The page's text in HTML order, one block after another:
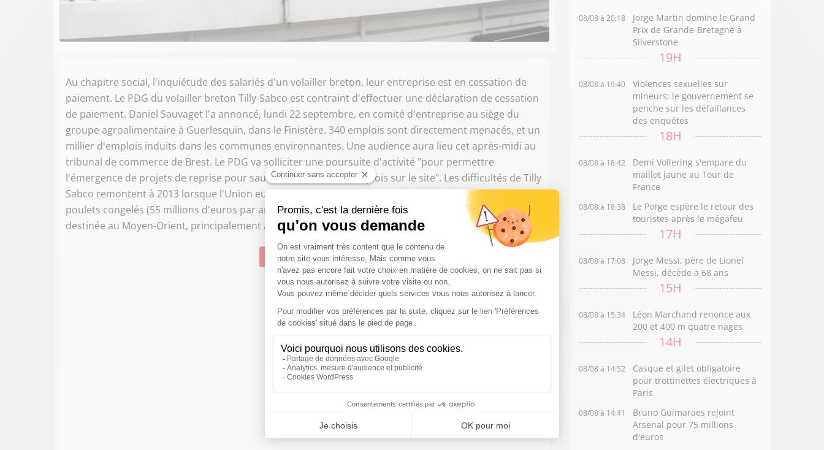
Au chapitre social, l'inquiétude des salariés d'un volailler breton, leur entreprise est en cessation de
paiement. Le PDG du volailler breton Tilly-Sabco est contraint d'effectuer une déclaration de cessation
de paiement. Daniel Sauvaget l'a annoncé, lundi 22 septembre, en comité d'entreprise au siège du
groupe agroalimentaire à Guerlesquin, dans le Finistère. 340 emplois sont directement menacés, et un
millier d'emplois induits dans les communes environnantes. Une audience aura lieu cet après-midi au
tribunal de commerce de Brest. Le PDG va solliciter une poursuite d'activité "pour permettre
l'émergence de projets de reprise pour sauver le maximum d'emplois sur le site". Les difficultés de Tilly
Sabco remontent à 2013 lorsque l'Union européenne a décidé d'arrêter ses aides à l'exportation de
poulets congelés (55 millions d'euros par an) à l'export. 80% de la production de Tilly Sabco est
destinée au Moyen-Orient, principalement à la péninsule arabique.
Suivre Sud Radio
08/08 à 20:18
Jorge Martin domine le Grand
Prix de Grande-Bretagne à
Silverstone
19H
08/08 à 19:40
Violences sexuelles sur
mineurs: le gouvernement se
penche sur les défaillances
des enquêtes
18H
08/08 à 18:42
Demi Vollering s'empare du
maillot jaune au Tour de
France
08/08 à 18:38
Le Porge espère le retour des
touristes après le mégafeu
17H
08/08 à 17:08
Jorge Messi, père de Lionel
Messi, décède à 68 ans
15H
08/08 à 15:34
Léon Marchand renonce aux
200 et 400 m quatre nages
14H
08/08 à 14:52
Casque et gilet obligatoire
pour trottinettes électriques à
Paris
08/08 à 14:41
Bruno Guimaraes rejoint
Arsenal pour 75 millions
d'euros